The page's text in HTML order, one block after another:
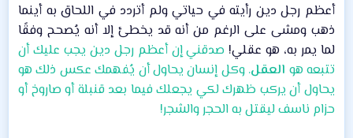
أعظم رجل دين رأيته في حياتي ولم أتردد في اللحاق به أينما
ذهب ومشى على الرغم من أنه قد يخطئ إلا أنه يُصحح وفقًا
لما يمر به، هو عقلي! صدقني إن أعظم رجل دين يجب عليك أن
تتبعه هو العقل. وكل إنسان يحاول أن يُفهمك عكس ذلك هو
يحاول أن يركب ظهرك لكي يجعلك فيما بعد قنبلة أو صاروخ أو
حزام ناسف ليقتل به الحجر والشجر!